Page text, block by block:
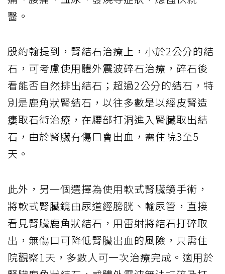
醫。
殷約翰提到，腎結石治療上，小於2公分的結
石，可考慮使用體外震波碎石治療，碎石後
看能否自然排出結石；超過2公分的結石，特
別是鹿角狀腎結石，以往多數是以經皮腎造
瘻取石術治療，在腰部打洞進入腎臟取出結
石，由於腎臟有傷口會出血，需住院3至5
天。
此外，另一個選擇為使用軟式腎臟鏡手術，
將軟式腎臟鏡由尿道經膀胱、輸尿管，直接
看見腎臟鹿角狀結石，用雷射將結石打碎取
出，無傷口可降低腎臟出血的風險，只需住
院觀察1天，多數人可一次治療完成。適用於